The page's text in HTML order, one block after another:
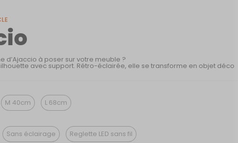
d’Ajaccio à poser sur votre meuble ?
avec support. Rétro-éclairée, elle se transforme en objet déco
M 40cm L 68cm
Sans éclairage Reglette LED sans fil